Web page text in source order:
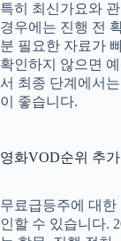
특히 최신가요와
경우에는 진행 전
분 필요한 자료가
확인하지 않으면
서 최종 단계에서
이 좋습니다.
영화VOD순위 추
무료급등주에 대한
인할 수 있습니다.